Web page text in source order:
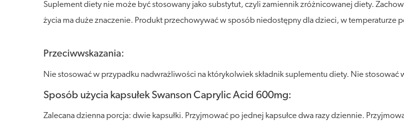
Suplement diety nie może być stosowany jako substytut, czyli zamiennik zróżnicowanej diety.
życia ma duże znaczenie. Produkt przechowywać w sposób niedostępny dla dzieci, w temperaturze
Przeciwwskazania:
Nie stosować w przypadku nadwrażliwości na którykolwiek składnik suplementu diety. Nie stosować
Sposób użycia kapsułek Swanson Caprylic Acid 600mg:
Zalecana dzienna porcja: dwie kapsułki. Przyjmować po jednej kapsułce dwa razy dziennie.